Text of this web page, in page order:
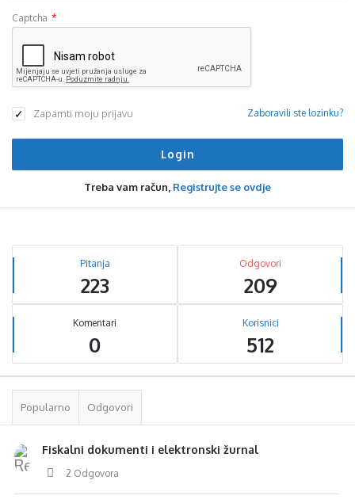
Captcha *
Zapamti moju prijavu Zaboravili ste lozinku?
Treba vam račun, Registrujte se ovdje
Sidebar
Stats Pitanja
223
Odgovori
209
Komentari
0
Korisnici
512
Popularno Odgovori
Fiskalni dokumenti i elektronski žurnal
2 Odgovora